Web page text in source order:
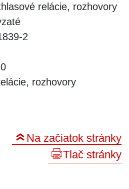
relácie, rozhovory
2
rozhovory
Na začiatok stránky
Tlač stránky